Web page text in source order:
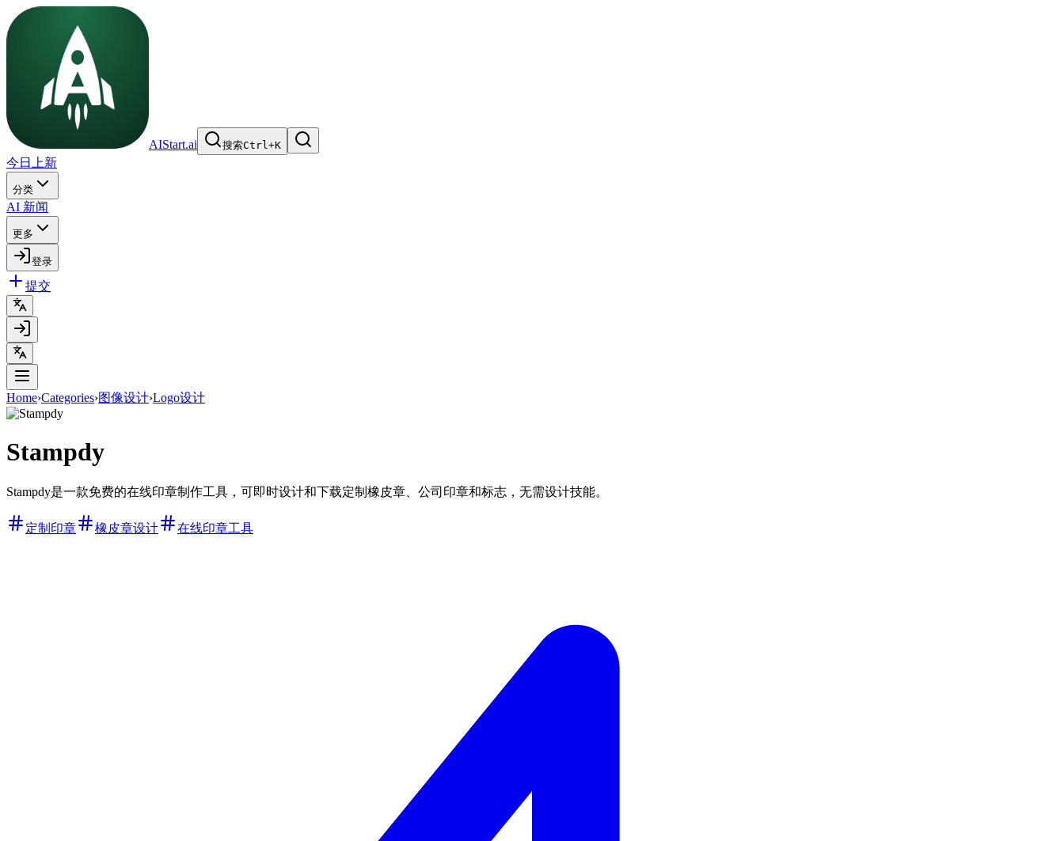
AIStart.ai 搜索Ctrl+K
今日上新
分类
AI 新闻
更多
登录
提交
Home›Categories›图像设计›Logo设计
Stampdy
Stampdy是一款免费的在线印章制作工具，可即时设计和下载定制橡皮章、公司印章和标志，无需设计技能。
定制印章 橡皮章设计 在线印章工具